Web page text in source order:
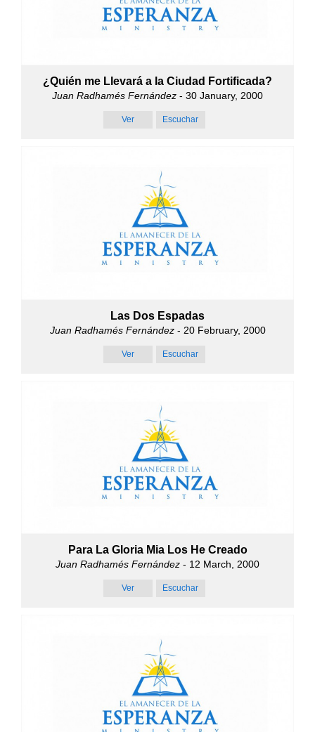
¿Quién me Llevará a la Ciudad Fortificada?
Juan Radhamés Fernández - 30 January, 2000
Ver Escuchar
Las Dos Espadas
Juan Radhamés Fernández- 20 February, 2000
Ver Escuchar
Para La Gloria Mia Los He Creado
Juan Radhamés Fernández - 12 March, 2000
Ver Escuchar